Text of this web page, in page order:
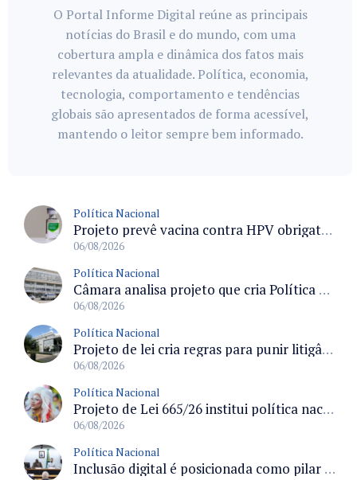
O Portal Informe Digital reúne as principais
notícias do Brasil e do mundo, com uma
cobertura ampla e dinâmica dos fatos mais
relevantes da atualidade. Política, economia,
tecnologia, comportamento e tendências
globais são apresentados de forma acessível,
mantendo o leitor sempre bem informado.
Política Nacional
Projeto prevê vacina contra HPV obrigatória e testes moleculares para rastreamento do câncer do colo do útero
06/08/2026
Política Nacional
Câmara analisa projeto que cria Política Nacional de Qualificação e Valorização da Preceptoria na Residência Médica
06/08/2026
Política Nacional
Projeto de lei cria regras para punir litigância abusiva reversa e integrar sistemas do Judiciário
06/08/2026
Política Nacional
Projeto de Lei 665/26 institui política nacional para prevenção ao transfeminicídio e prevê medidas de proteção e reparação
06/08/2026
Política Nacional
Inclusão digital é posicionada como pilar essencial da reurbanização de favelas e periferias